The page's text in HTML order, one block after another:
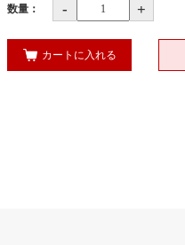
数量： - +
カートに入れる